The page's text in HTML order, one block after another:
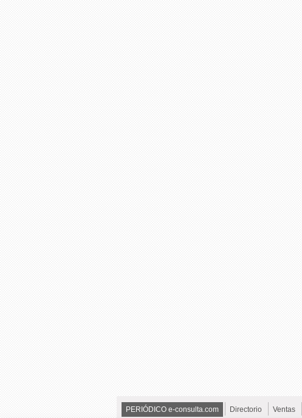
PERIÓDICO e-consulta.com Directorio Ventas